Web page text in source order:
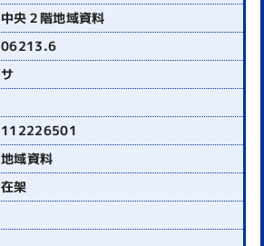
中央２階地域資料
06213.6
サ
112226501
地域資料
在架